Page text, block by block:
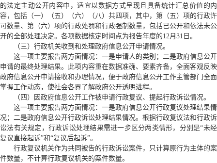
的法定主动公开内容中，适宜以数据方式呈现且具备统计汇总价值的内
容，包括（一）（五）（六）（八）共四项，其中，第（五）项的行政许
可数量、第（六）项的行政处罚和行政强制数量，包括已公开和依法未公
开的全部处理决定。各项数据核定时间点为报告年度的12月31日。
（三）行政机关收到和处理政府信息公开申请情况。
这一项主要报告两方面情况：一是申请人的类别；二是政府信息公开
申请的最终处理结果。此项内容重在数据准确、要素齐备，全面客观反映
政府信息公开申请接收和办理情况，便于政府信息公开工作主管部门全面
掌握工作动态，使社会各界了解政府公开透明进程。
（四）因政府信息公开工作被申请行政复议、提起行政诉讼情况。
这一项主要报告两方面情况：一是政府信息公开行政复议处理结果情
况；二是政府信息公开行政诉讼处理结果情况。根据行政复议法和行政诉
讼法有关规定，行政诉讼处理结果需进一步区分两类情形，分别是“未经
复议直接起诉”和“复议后起诉”。
行政复议机关作为共同被告的行政诉讼案件，只计算原行为主体的案
件数量，不计算行政复议机关的案件数量。